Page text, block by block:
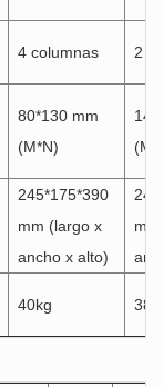
4 columnas 2
80*130 mm
(M*N)
245*175*390
mm (largo x
ancho x alto)
40kg